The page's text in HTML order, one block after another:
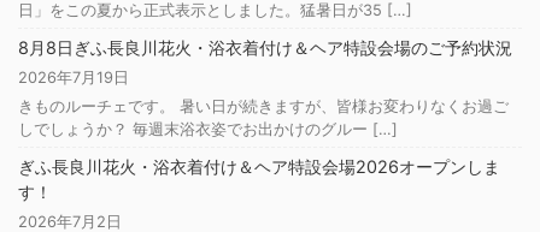
日」をこの夏から正式表示としました。猛暑日が35 […]
8月8日ぎふ長良川花火・浴衣着付け＆ヘア特設会場のご予約状況
2026年7月19日
きものルーチェです。 暑い日が続きますが、皆様お変わりなくお過ご
しでしょうか？ 毎週末浴衣姿でお出かけのグルー […]
ぎふ長良川花火・浴衣着付け＆ヘア特設会場2026オープンしま
す！
2026年7月2日